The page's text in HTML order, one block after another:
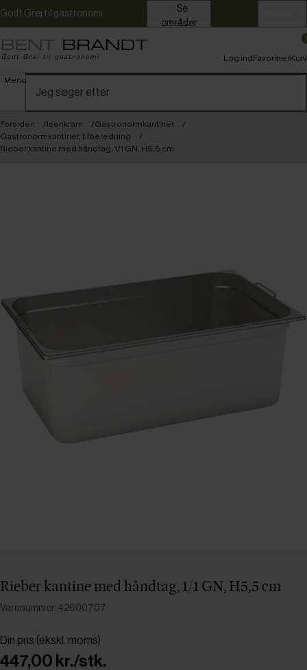
Godt Grej til gastronomi
områder
Menu
Log indFavoritterKurv
Forsiden Isenkram
Gastronormkantiner
Gastronormkantiner, tilberedning
Rieber kantine med håndtag, 1/1 GN, H5,5 cm
Rieber kantine med håndtag, 1/1 GN, H5,5 cm
Varenummer: 42600707
Din pris (ekskl. moms)
447,00 kr./stk.